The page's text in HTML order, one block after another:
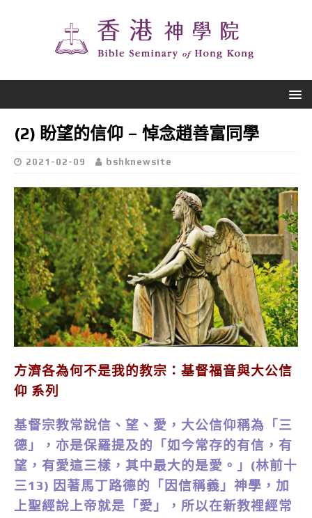
(2) 盼望的信仰 – 悼念趙善富同學
2021-02-09 bshknewsite
方濟各為何不是我的教宗：基督福音與大公信
仰 系列
基督宗教常說信、望、愛，大公信仰稱為「三
德」，亦是保羅提及的「如今常存的有信，有
望，有愛這三樣，其中最大的是愛。」(林前十
三13) 因著馬丁路德的「因信稱義」神學，加
上聖經說上帝就是「愛」，所以在新教裡經常